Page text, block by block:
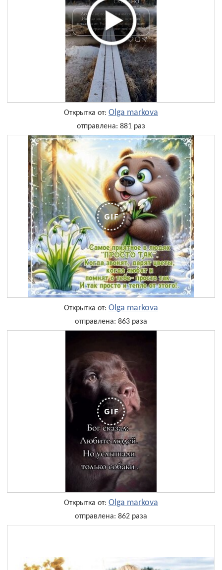
Открытка от: Olga markova
отправлена: 881 раз
Открытка от: Olga markova
отправлена: 863 раза
Открытка от: Olga markova
отправлена: 862 раза